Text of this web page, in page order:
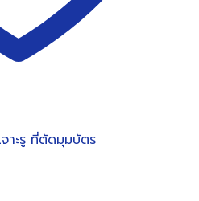
จาะรู ที่ตัดมุมบัตร